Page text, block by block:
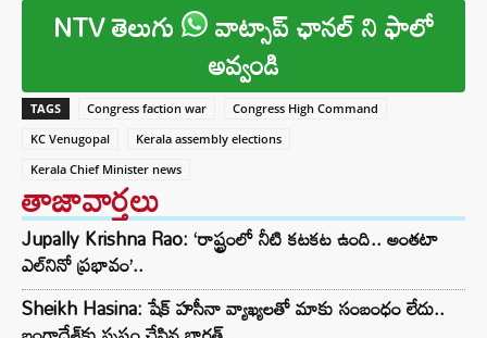
NTV తెలుగు వాట్సాప్ ఛానల్ ని ఫాలో
అవ్వండి
TAGS Congress faction war
Congress High Command
KC Venugopal
Kerala assembly elections
Kerala Chief Minister news
తాజావార్తలు
Jupally Krishna Rao: ‘రాష్ట్రంలో నీటి కటకట ఉంది.. అంతటా
ఎల్‌నినో ప్రభావం’..
Sheikh Hasina: షేక్ హసీనా వ్యాఖ్యలతో మాకు సంబంధం లేదు..